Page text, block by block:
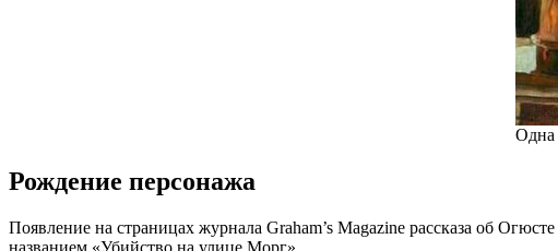
Одна
Рождение персонажа
Появление на страницах журнала Graham’s Magazine рассказа об
названием «Убийство на улице Морг».